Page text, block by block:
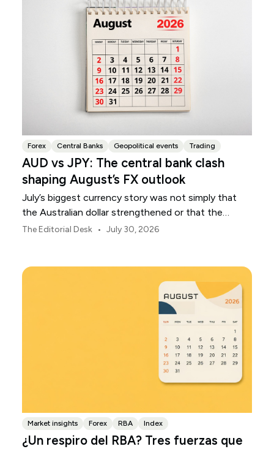
Forex Central Banks Geopolitical events Trading
AUD vs JPY: The central bank clash
shaping August’s FX outlook
July’s biggest currency story was not simply that
the Australian dollar strengthened or that the
Japanese yen weakened.
The Editorial Desk • July 30, 2026
Market insights Forex RBA Index
¿Un respiro del RBA? Tres fuerzas que